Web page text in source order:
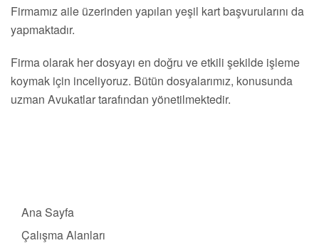
Firmamız aile üzerinden yapılan yeşil kart başvurularını da
yapmaktadır.
Firma olarak her dosyayı en doğru ve etkili şekilde işleme
koymak için inceliyoruz. Bütün dosyalarımız, konusunda
uzman Avukatlar tarafından yönetilmektedir.
Ana Sayfa
Çalışma Alanları